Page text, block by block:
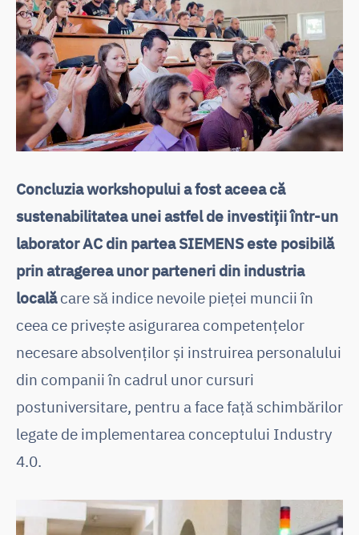
Concluzia workshopului a fost aceea că
sustenabilitatea unei astfel de investiții într-un
laborator AC din partea SIEMENS este posibilă
prin atragerea unor parteneri din industria
localăcare să indice nevoile pieței muncii în
ceea ce privește asigurarea competențelor
necesare absolvenților și instruirea personalului
din companii în cadrul unor cursuri
postuniversitare, pentru a face față schimbărilor
legate de implementarea conceptului Industry
4.0.